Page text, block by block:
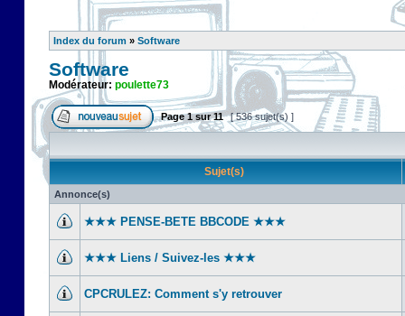
Index du forum » Software
Software
Modérateur: poulette73
Page1sur11 [ 536 sujet(s) ]
Sujet(s)
Annonce(s)
★★★ PENSE-BETE BBCODE ★★★
★★★ Liens / Suivez-les ★★★
CPCRULEZ: Comment s'y retrouver‎